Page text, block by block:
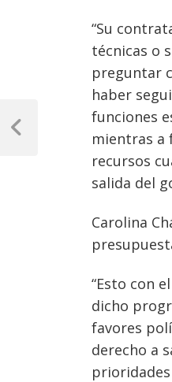
“Su
técnicas o
preguntar
haber
funciones
mientras a
recursos
salida del
Carolina
“Esto con
dicho
favores
derecho a
Navegación
de
Previous